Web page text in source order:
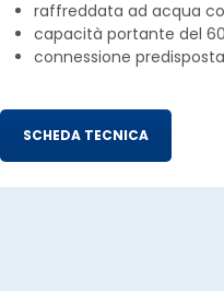
raffreddata ad acqua
capacità portante del
connessione
SCHEDA TECNICA